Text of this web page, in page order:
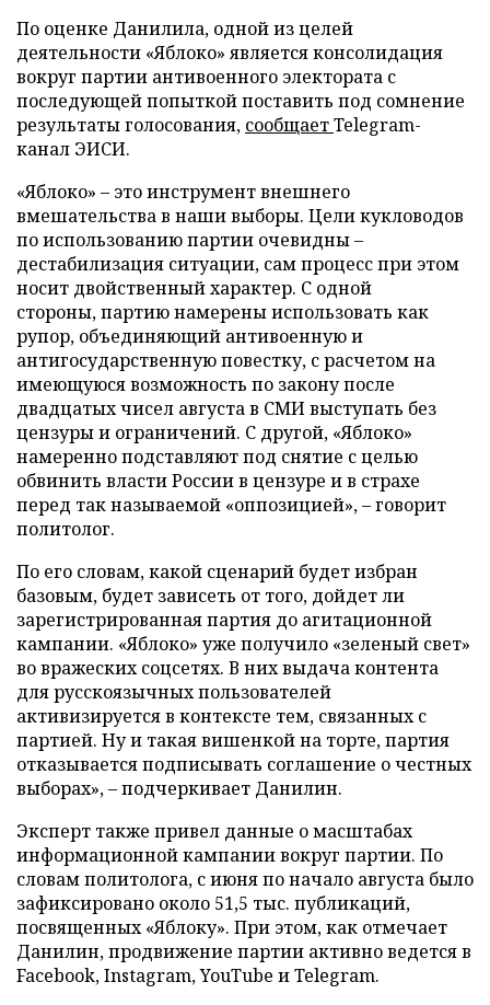
По оценке Данилила, одной из целей
деятельности «Яблоко» является консолидация
вокруг партии антивоенного электората с
последующей попыткой поставить под сомнение
результаты голосования, сообщаетTelegram-
канал ЭИСИ.
«Яблоко» – это инструмент внешнего
вмешательства в наши выборы. Цели кукловодов
по использованию партии очевидны –
дестабилизация ситуации, сам процесс при этом
носит двойственный характер. С одной
стороны, партию намерены использовать как
рупор, объединяющий антивоенную и
антигосударственную повестку, с расчетом на
имеющуюся возможность по закону после
двадцатых чисел августа в СМИ выступать без
цензуры и ограничений. С другой, «Яблоко»
намеренно подставляют под снятие с целью
обвинить власти России в цензуре и в страхе
перед так называемой «оппозицией», – говорит
политолог.
По его словам, какой сценарий будет избран
базовым, будет зависеть от того, дойдет ли
зарегистрированная партия до агитационной
кампании. «Яблоко» уже получило «зеленый свет»
во вражеских соцсетях. В них выдача контента
для русскоязычных пользователей
активизируется в контексте тем, связанных с
партией. Ну и такая вишенкой на торте, партия
отказывается подписывать соглашение о честных
выборах», – подчеркивает Данилин.
Эксперт также привел данные о масштабах
информационной кампании вокруг партии. По
словам политолога, с июня по начало августа было
зафиксировано около 51,5 тыс. публикаций,
посвященных «Яблоку». При этом, как отмечает
Данилин, продвижение партии активно ведется в
Facebook, Instagram, YouTube и Telegram.